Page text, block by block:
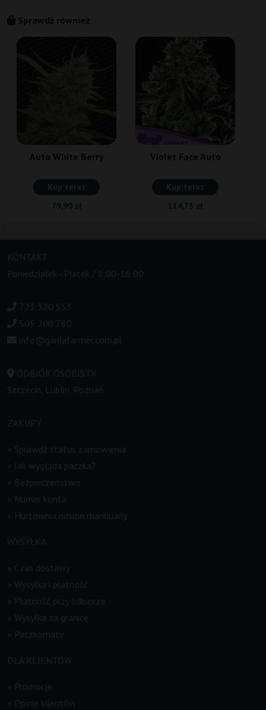
Sprawdź również
Auto White Berry
Kup teraz
79,90 zł
Violet Face Auto
Kup teraz
114,75 zł
KONTAKT
Poniedziałek - Piatek / 8:00-16:00
723 320 553
505 200 780
info@ganjafarmer.com.pl
ODBIÓR OSOBISTY
Szczecin, Lublin, Poznań
ZAKUPY
Sprawdź status zamówienia
Jak wygląda paczka?
Bezpieczeństwo
Numer konta
Hurtownia nasion marihuany
WYSYŁKA
Czas dostawy
Wysyłka i płatność
Płatność przy odbiorze
Wysyłka za granicę
Paczkomaty
DLA KLIENTÓW
Promocje
Opinie klientów